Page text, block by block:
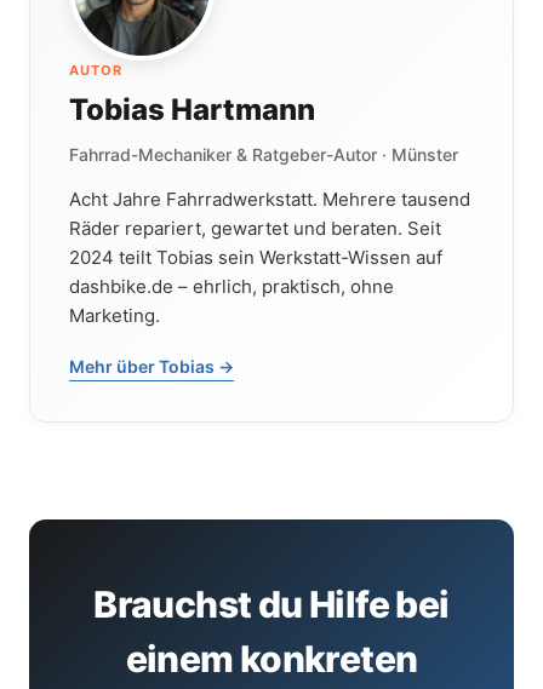
AUTOR
Tobias Hartmann
Fahrrad-Mechaniker & Ratgeber-Autor · Münster
Acht Jahre Fahrradwerkstatt. Mehrere tausend
Räder repariert, gewartet und beraten. Seit
2024 teilt Tobias sein Werkstatt-Wissen auf
dashbike.de – ehrlich, praktisch, ohne
Marketing.
Mehr über Tobias →
Brauchst du Hilfe bei
einem konkreten